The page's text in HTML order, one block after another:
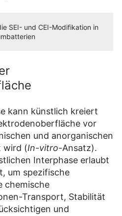
SEI- und CEI-Modifikation in
kann künstlich kreiert
vor
und anorganischen
wird (In-vitro-Ansatz).
Interphase erlaubt
um spezifische
chemische
Transport, Stabilität
und